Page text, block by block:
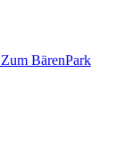
Zum BärenPark